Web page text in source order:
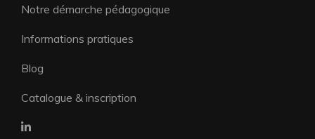
Notre démarche pédagogique
Informations pratiques
Blog
Catalogue & inscription